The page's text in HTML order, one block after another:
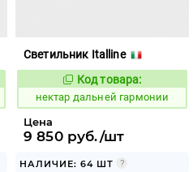
Светильник Italline
Код:
1128016
Код товара:
нектар дальней гармонии
Цена
9 850 руб./шт
НАЛИЧИЕ: 64 ШТ